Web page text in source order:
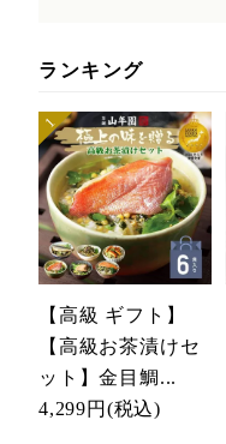
ランキング
【高級 ギフト】
【高級お茶漬けセ
ット】金目鯛...
4,299円 (税込)